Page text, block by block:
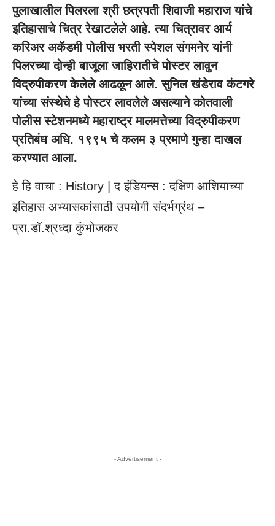
पुलाखालील पिलरला श्री छत्रपती शिवाजी महाराज यांचे
इतिहासाचे चित्र रेखाटलेले आहे. त्या चित्रावर आर्य
करिअर अकॅडमी पोलीस भरती स्पेशल संगमनेर यांनी
पिलरच्या दोन्ही बाजूला जाहिरातीचे पोस्टर लावुन
विद्रुपीकरण केलेले आढळून आले. सुनिल खंडेराव कंटगरे
यांच्या संस्थेचे हे पोस्टर लावलेले असल्याने कोतवाली
पोलीस स्टेशनमध्ये महाराष्ट्र मालमत्तेच्या विद्रुपीकरण
प्रतिबंध अधि. १९९५ चे कलम ३ प्रमाणे गुन्हा दाखल
करण्यात आला.
हे हि वाचा : History | द इंडियन्स : दक्षिण आशियाच्या
इतिहास अभ्यासकांसाठी उपयोगी संदर्भग्रंथ –
प्रा.डॉ.श्रध्दा कुंभोजकर
- Advertisement -